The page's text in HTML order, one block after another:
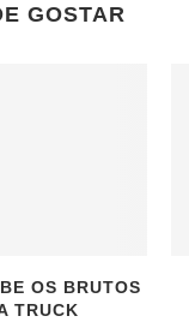
GOSTAR
OS BRUTOS
TRUCK